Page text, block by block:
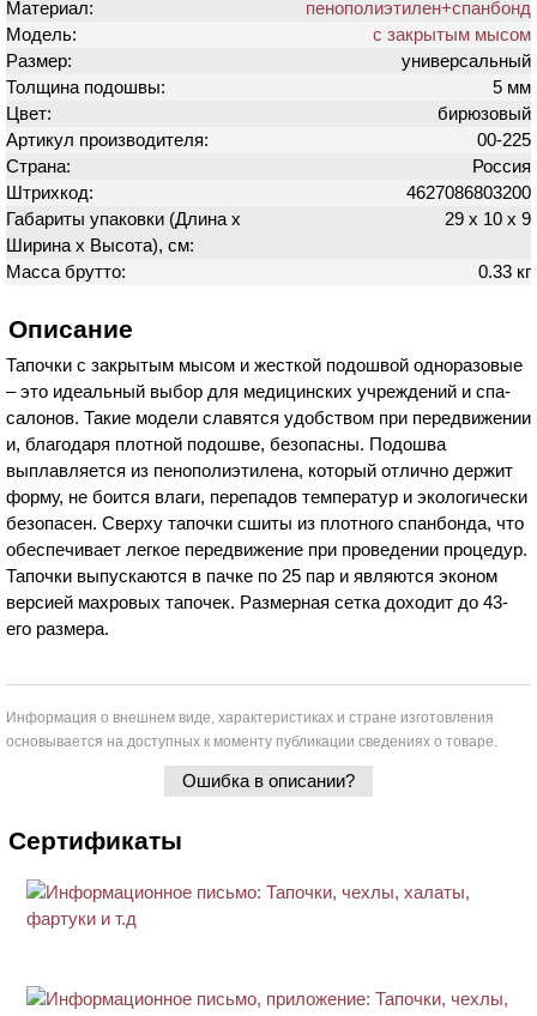
Материал:
пенополиэтилен+спанбонд
Модель:
с закрытым мысом
Размер:
универсальный
Толщина подошвы:
5 мм
Цвет:
бирюзовый
Артикул производителя:
00-225
Страна:
Россия
Штрихкод:
4627086803200
Габариты упаковки (Длина х
Ширина х Высота), см:
29 х 10 х 9
Масса брутто: 0.33 кг
Описание
Тапочки с закрытым мысом и жесткой подошвой одноразовые
– это идеальный выбор для медицинских учреждений и спа-
салонов. Такие модели славятся удобством при передвижении
и, благодаря плотной подошве, безопасны. Подошва
выплавляется из пенополиэтилена, который отлично держит
форму, не боится влаги, перепадов температур и экологически
безопасен. Сверху тапочки сшиты из плотного спанбонда, что
обеспечивает легкое передвижение при проведении процедур.
Тапочки выпускаются в пачке по 25 пар и являются эконом
версией махровых тапочек. Размерная сетка доходит до 43-
его размера.
Информация о внешнем виде, характеристиках и стране изготовления
основывается на доступных к моменту публикации сведениях о товаре.
Ошибка в описании?
Сертификаты